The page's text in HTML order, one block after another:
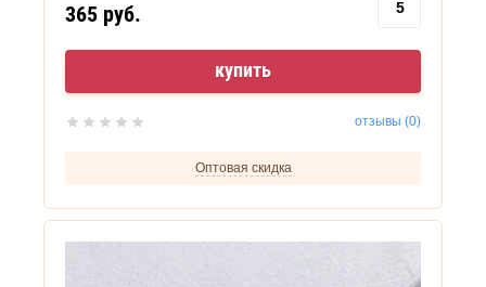
365 руб.
купить
Оптовая скидка
отзывы (0)